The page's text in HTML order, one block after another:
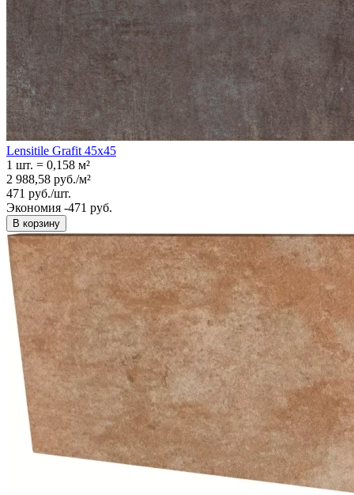
Lensitile Grafit 45x45
1 шт. = 0,158 м²
2 988,58 руб./м²
471 руб./шт.
Экономия -471 руб.
В корзину